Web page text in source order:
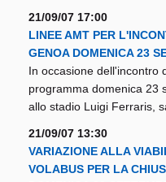
21/09/07 17:00
LINEE AMT PER
GENOA DOMENICA 23
In occasione dell'incontro
programma domenica 23
allo stadio Luigi Ferraris,
21/09/07 13:30
VARIAZIONE ALLA
VOLABUS PER LA